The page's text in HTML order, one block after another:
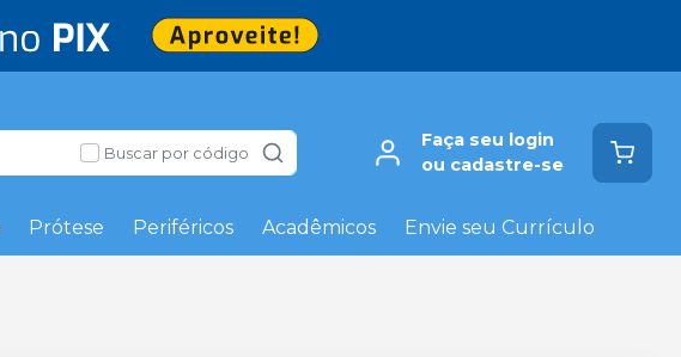
Buscar por código
Faça seu login
ou cadastre-se
Prótese Periféricos Acadêmicos Envie seu Currículo